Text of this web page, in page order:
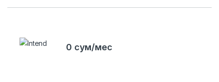
0 сум/мес